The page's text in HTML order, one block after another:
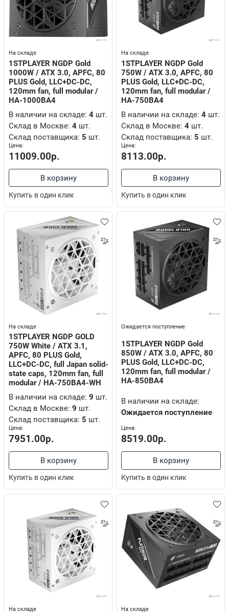
оборудование
акустический, оптоволоконный
КПСнг
для аппаратов Brother, Xerox, Canon, HP, Epson, Samsung
Panasonic
и бензокосы
устройства, DAS-устройства)
Xerox, Samsung
Дрели-миксеры
(распиловочные)
выключатели
ДНАТ
На складе
1STPLAYER NGDP Gold
1000W / ATX 3.0, APFC, 80
PLUS Gold, LLC+DC-DC,
120mm fan, full modular /
HA-1000BA4
В наличии на складе: 4шт.
Склад в Москве: 4шт.
Склад поставщика: 5 шт.
Цена:
11009.00р.
В корзину
Купить в один клик
На складе
1STPLAYER NGDP Gold
750W / ATX 3.0, APFC, 80
PLUS Gold, LLC+DC-DC,
120mm fan, full modular /
HA-750BA4
В наличии на складе: 4шт.
Склад в Москве: 4шт.
Склад поставщика: 5 шт.
Цена:
8113.00р.
В корзину
Купить в один клик
На складе
1STPLAYER NGDP GOLD
750W White / ATX 3.1,
APFC, 80 PLUS Gold,
LLC+DC-DC, full Japan solid-
state caps, 120mm fan, full
modular / HA-750BA4-WH
В наличии на складе: 9 шт.
Склад в Москве: 9 шт.
Склад поставщика: 5 шт.
Цена:
7951.00р.
В корзину
Купить в один клик
Ожидается поступление
1STPLAYER NGDP Gold
850W / ATX 3.0, APFC, 80
PLUS Gold, LLC+DC-DC,
120mm fan, full modular /
HA-850BA4
В наличии на складе:
Ожидается поступление
Цена:
8519.00р.
В корзину
Купить в один клик
На складе На складе